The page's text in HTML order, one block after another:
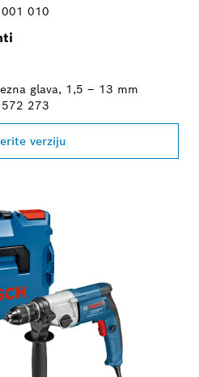
010
glava, 1,5 – 13 mm
273
verziju